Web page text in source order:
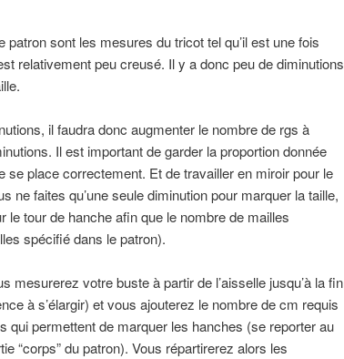
sont les mesures du tricot tel qu’il est une fois
relativement peu creusé. Il y a donc peu de diminutions
il faudra donc augmenter le nombre de rgs à
Il est important de garder la proportion donnée
se place correctement. Et de travailler en miroir pour le
ne faites qu’une seule diminution pour marquer la taille,
le tour de hanche afin que le nombre de mailles
spécifié dans le patron).
mesurerez votre buste à partir de l’aisselle jusqu’à la fin
à s’élargir) et vous ajouterez le nombre de cm requis
qui permettent de marquer les hanches (se reporter au
“corps” du patron). Vous répartirerez alors les